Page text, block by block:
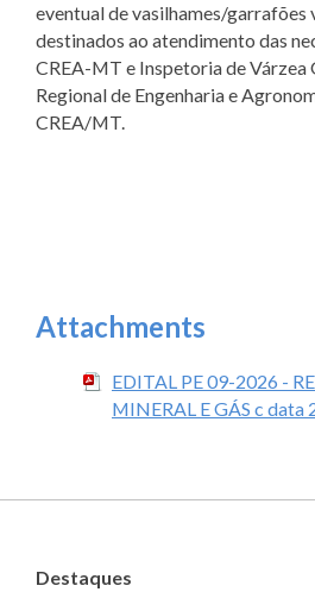
eventual de vasilhames/garrafões
destinados ao atendimento das
CREA-MT e Inspetoria de Várzea
Regional de Engenharia e
CREA/MT.
Attachments
EDITAL PE 09-2026 -
MINERAL E GÁS c data
Destaques